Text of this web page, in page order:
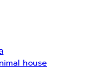
house